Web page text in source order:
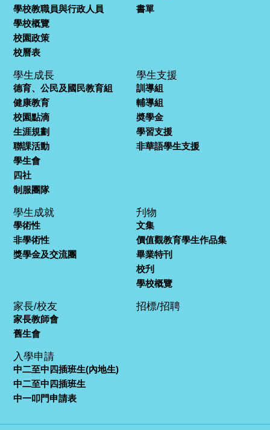
學校教職員與行政人員
學校概覽
校園政策
校曆表
書單
學生成長
德育、公民及國民教育組
健康教育
校園點滴
生涯規劃
聯課活動
學生會
四社
制服團隊
學生支援
訓導組
輔導組
奬學金
學習支援
非華語學生支援
學生成就
學術性
非學術性
獎學金及交流團
刋物
文集
價值觀教育學生作品集
畢業特刊
校刋
學校概覽
家長/校友
家長教師會
舊生會
招標/招聘
入學申請
中二至中四插班生(內地生)
中二至中四插班生
中一叩門申請表